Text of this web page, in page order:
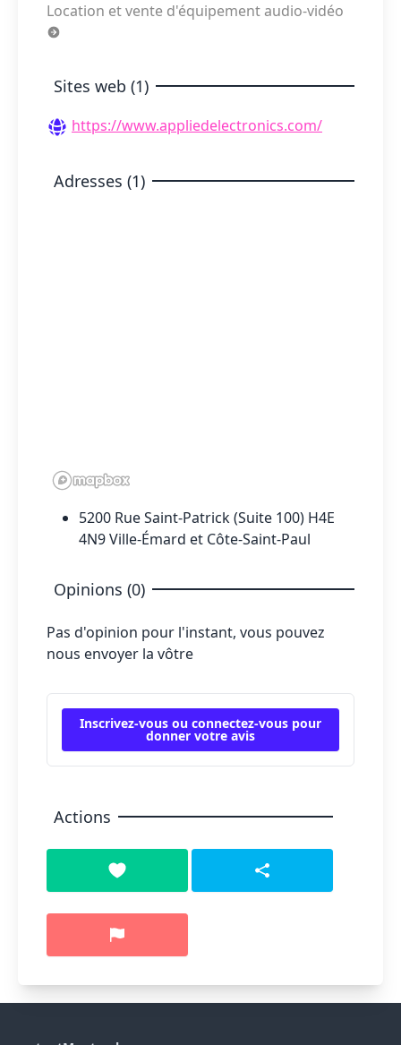
Location et vente d'équipement audio-vidéo
Sites web (1)
https://www.appliedelectronics.com/
Adresses (1)
5200 Rue Saint-Patrick (Suite 100) H4E
4N9 Ville-Émard et Côte-Saint-Paul
Opinions (0)
Pas d'opinion pour l'instant, vous pouvez
nous envoyer la vôtre
Inscrivez-vous ou connectez-vous pour
donner votre avis
Actions